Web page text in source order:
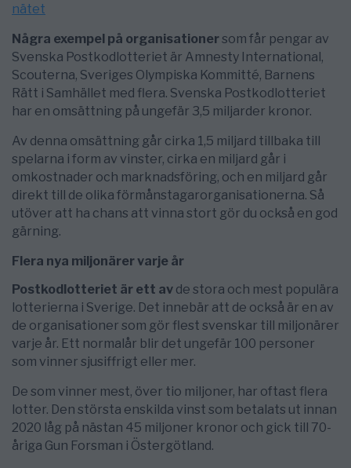
nätet
Några exempel på organisationersom får pengar av
Svenska Postkodlotteriet är Amnesty International,
Scouterna, Sveriges Olympiska Kommitté, Barnens
Rätt i Samhället med flera. Svenska Postkodlotteriet
har en omsättning på ungefär 3,5 miljarder kronor.
Av denna omsättning går cirka 1,5 miljard tillbaka till
spelarna i form av vinster, cirka en miljard går i
omkostnader och marknadsföring, och en miljard går
direkt till de olika förmånstagarorganisationerna. Så
utöver att ha chans att vinna stort gör du också en god
gärning.
Flera nya miljonärer varje år
Postkodlotteriet är ett av de stora och mest populära
lotterierna i Sverige. Det innebär att de också är en av
de organisationer som gör flest svenskar till miljonärer
varje år. Ett normalår blir det ungefär 100 personer
som vinner sjusiffrigt eller mer.
De som vinner mest, över tio miljoner, har oftast flera
lotter. Den största enskilda vinst som betalats ut innan
2020 låg på nästan 45 miljoner kronor och gick till 70-
åriga Gun Forsman i Östergötland.